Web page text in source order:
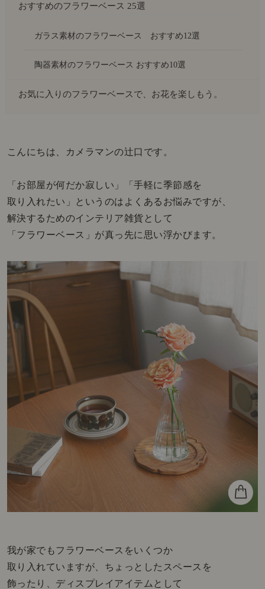
こんにちは、カメラマンの辻口です。
「お部屋が何だか寂しい」「手軽に季節感を
取り入れたい」というのはよくあるお悩みですが、
解決するためのインテリア雑貨として
「フラワーベース」が真っ先に思い浮かびます。
我が家でもフラワーベースをいくつか
取り入れていますが、ちょっとしたスペースを
飾ったり、ディスプレイアイテムとして
おすすめのフラワーベース 25選
ガラス素材のフラワーベース おすすめ12選
陶器素材のフラワーベース おすすめ10選
お気に入りのフラワーベースで、お花を楽しもう。